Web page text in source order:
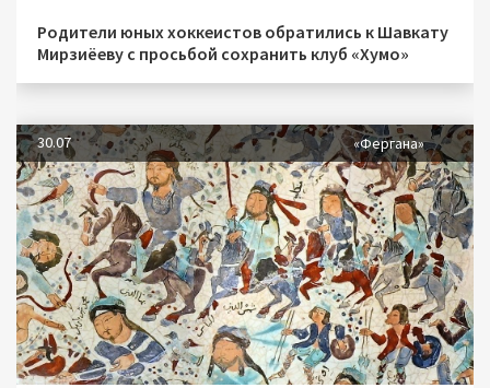
Родители юных хоккеистов обратились к Шавкату
Мирзиёеву с просьбой сохранить клуб «Хумо»
30.07 «Фергана»